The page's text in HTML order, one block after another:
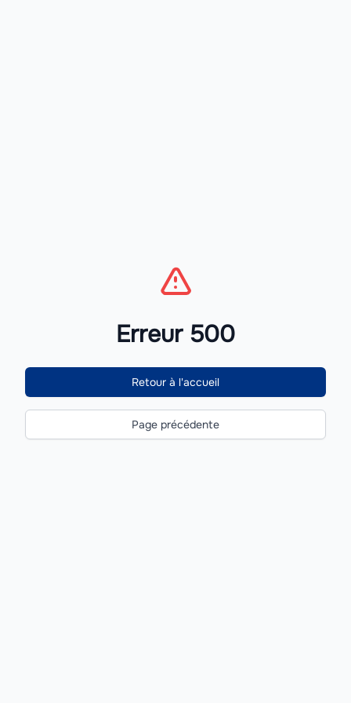
Erreur 500
Retour à l'accueil
Page précédente